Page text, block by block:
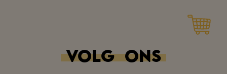
VOLG ONS